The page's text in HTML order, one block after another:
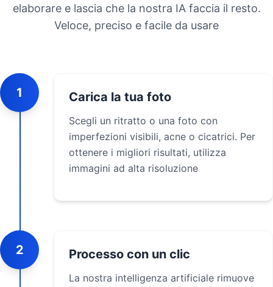
elaborare e lascia che la nostra IA faccia il resto.
Veloce, preciso e facile da usare
1 Carica la tua foto
Scegli un ritratto o una foto con
imperfezioni visibili, acne o cicatrici. Per
ottenere i migliori risultati, utilizza
immagini ad alta risoluzione
2 Processo con un clic
La nostra intelligenza artificiale rimuove